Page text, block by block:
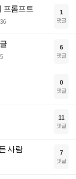
프롬프트 1
댓글
6
댓글
0
댓글
11
댓글
사람 7
댓글